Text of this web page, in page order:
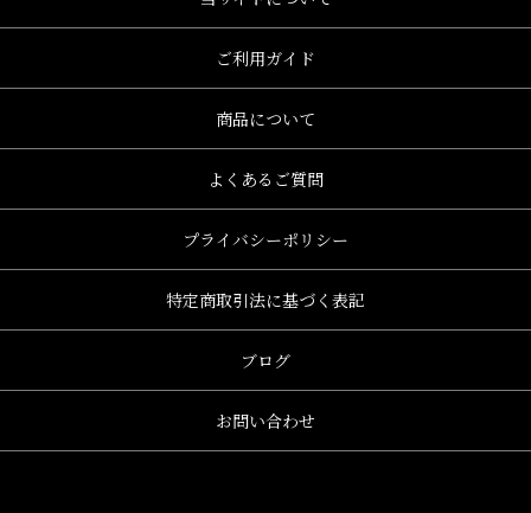
ご利用ガイド
商品について
よくあるご質問
プライバシーポリシー
特定商取引法に基づく表記
ブログ
お問い合わせ